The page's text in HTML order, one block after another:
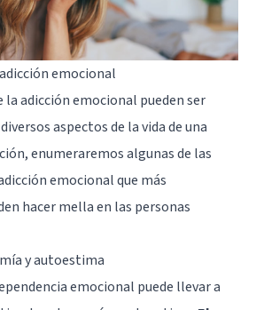
emocional
la adicción emocional pueden ser
aspectos de la vida de una
enumeraremos algunas de las
emocional que más
hacer mella en las personas
y autoestima
emocional puede llevar a